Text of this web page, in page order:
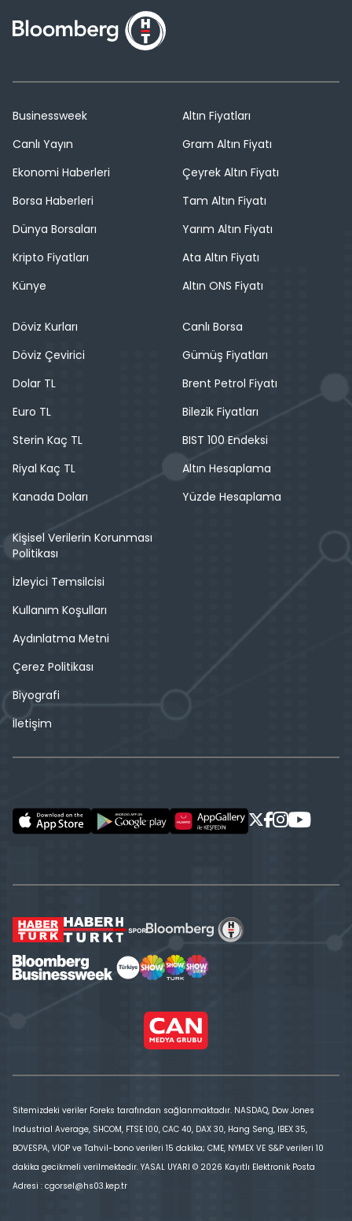
Businessweek
Canlı Yayın
Ekonomi Haberleri
Borsa Haberleri
Dünya Borsaları
Kripto Fiyatları
Künye
Altın Fiyatları
Gram Altın Fiyatı
Çeyrek Altın Fiyatı
Tam Altın Fiyatı
Yarım Altın Fiyatı
Ata Altın Fiyatı
Altın ONS Fiyatı
Döviz Kurları
Döviz Çevirici
Dolar TL
Euro TL
Sterin Kaç TL
Riyal Kaç TL
Kanada Doları
Canlı Borsa
Gümüş Fiyatları
Brent Petrol Fiyatı
Bilezik Fiyatları
BIST 100 Endeksi
Altın Hesaplama
Yüzde Hesaplama
Kişisel Verilerin Korunması
Politikası
İzleyici Temsilcisi
Kullanım Koşulları
Aydınlatma Metni
Çerez Politikası
Biyografi
İletişim
Sitemizdeki veriler Foreks tarafından sağlanmaktadır. NASDAQ, Dow Jones
Industrial Average, SHCOM, FTSE 100, CAC 40, DAX 30, Hang Seng, IBEX 35,
BOVESPA, VİOP ve Tahvil-bono verileri 15 dakika; CME, NYMEX VE S&P verileri 10
dakika gecikmeli verilmektedir. YASAL UYARI © 2026 Kayıtlı Elektronik Posta
Adresi : cgorsel@hs03.kep.tr